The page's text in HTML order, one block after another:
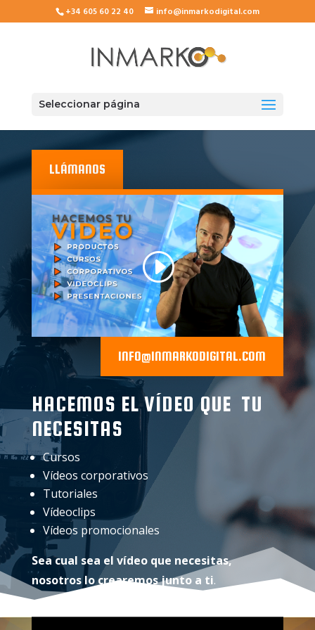
+34 605 60 22 40 info@inmarkodigital.com
Seleccionar página
LLÁMANOS
INFO@INMARKODIGITAL.COM
HACEMOS EL VÍDEO QUE TU
NECESITAS
Cursos
Vídeos corporativos
Tutoriales
Vídeoclips
Vídeos promocionales
Sea cual sea el vídeo que necesitas,
nosotros lo crearemos junto a ti.